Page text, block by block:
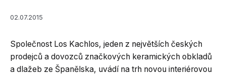
02.07.2015
Společnost Los Kachlos, jeden z největších českých
prodejců a dovozců značkových keramických obkladů
a dlažeb ze Španělska, uvádí na trh novou interiérovou